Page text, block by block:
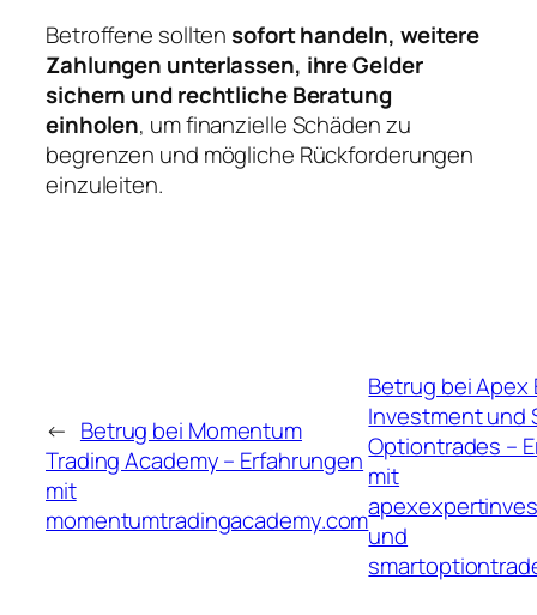
Betroffene solltensofort handeln, weitere
Zahlungen unterlassen, ihre Gelder
sichern und rechtliche Beratung
einholen, um finanzielle Schäden zu
begrenzen und mögliche Rückforderungen
einzuleiten.
← Betrug bei Momentum
Trading Academy – Erfahrungen
mit
momentumtradingacademy.com
Betrug bei Apex
Investment und
Optiontrades –
mit
und